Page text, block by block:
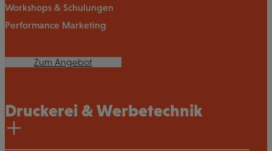
Workshops & Schulungen
Performance Marketing
Zum Angebot
Druckerei & Werbetechnik